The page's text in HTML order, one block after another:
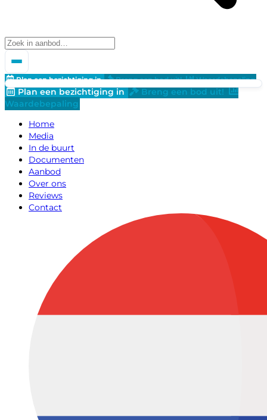
Plan een bezichtiging in Breng een bod uit! Waardebepaling
Plan een bezichtiging in
Breng een bod uit!
Waardebepaling
Home
Media
In de buurt
Documenten
Aanbod
Over ons
Reviews
Contact